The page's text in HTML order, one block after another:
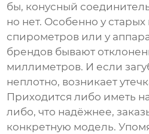
бы, конусный
но нет. Особенно у
спирометров или у
брендов бывают
миллиметров. И если
неплотно, возникает
Приходится либо иметь
либо, что надёжнее,
конкретную модель.